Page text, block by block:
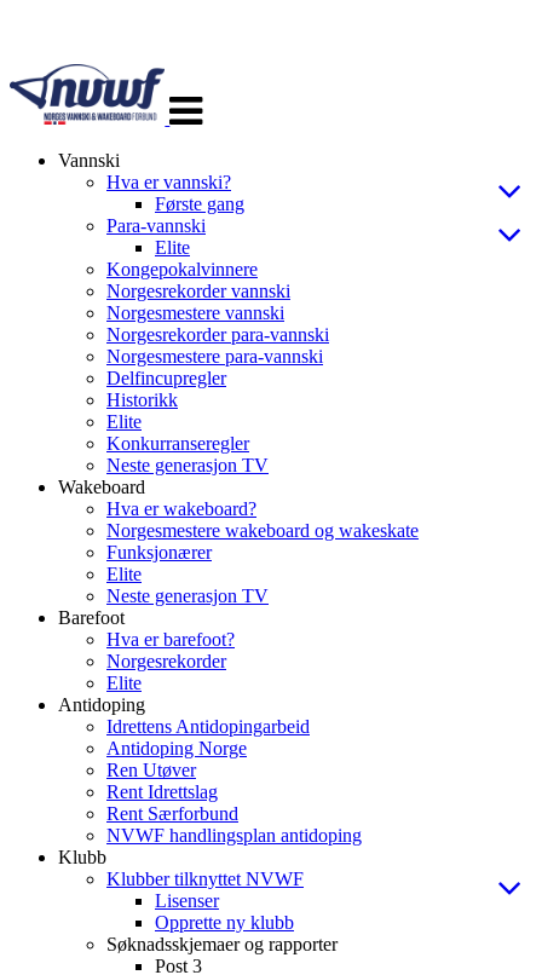
navigasjon
Vannski
Hva er vannski?
Første gang
Para-vannski
Elite
Kongepokalvinnere
Norgesrekorder vannski
Norgesmestere vannski
Norgesrekorder para-vannski
Norgesmestere para-vannski
Delfincupregler
Historikk
Elite
Konkurranseregler
Neste generasjon TV
Wakeboard
Hva er wakeboard?
Norgesmestere wakeboard og wakeskate
Funksjonærer
Elite
Neste generasjon TV
Barefoot
Hva er barefoot?
Norgesrekorder
Elite
Antidoping
Idrettens Antidopingarbeid
Antidoping Norge
Ren Utøver
Rent Idrettslag
Rent Særforbund
NVWF handlingsplan antidoping
Klubb
Klubber tilknyttet NVWF
Lisenser
Opprette ny klubb
Søknadsskjemaer og rapporter
Post 3